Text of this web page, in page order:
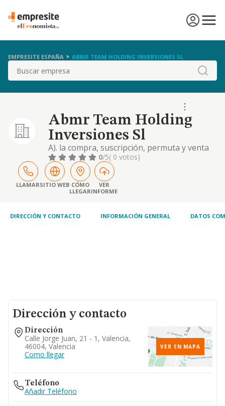
EMPRESITE ESPAÑA ABMR TEAM HOLDING INVERSIONES SL
Buscar
Abmr Team Holding
Inversiones Sl
A). la compra, suscripción, permuta y venta
de valores mobiliarios nacionales y
extranjeros por cuenta propia y sin actividad
de intermediación con la finalidad de dirigir
administrar y gestionar dichos valores. se
exceptúan las actividades expresamente
0/5( 0 votos)
LLAMARSITIO WEB CÓMO
LLEGAR
VER
INFORME
DIRECCIÓN Y CONTACTO INFORMACIÓN GENERAL DATOS
Dirección y contacto
Dirección
Calle Jorge Juan, 21 - 1, Valencia,
46004, Valencia
Como llegar
VER EN MAPA
Teléfono
Añadir Teléfono